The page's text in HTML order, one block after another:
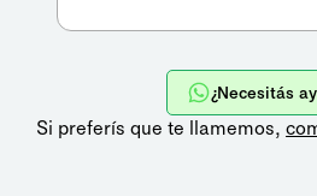
¿Necesitás
Si preferís que te llamemos,